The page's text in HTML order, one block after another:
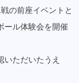
の前座イベントと
ール体験会を開催
いただいたうえ